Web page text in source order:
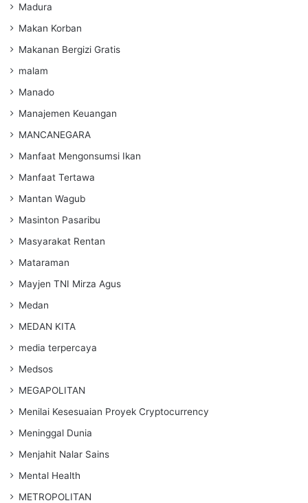
Madura
Makan Korban
Makanan Bergizi Gratis
malam
Manado
Manajemen Keuangan
MANCANEGARA
Manfaat Mengonsumsi Ikan
Manfaat Tertawa
Mantan Wagub
Masinton Pasaribu
Masyarakat Rentan
Mataraman
Mayjen TNI Mirza Agus
Medan
MEDAN KITA
media terpercaya
Medsos
MEGAPOLITAN
Menilai Kesesuaian Proyek Cryptocurrency
Meninggal Dunia
Menjahit Nalar Sains
Mental Health
METROPOLITAN